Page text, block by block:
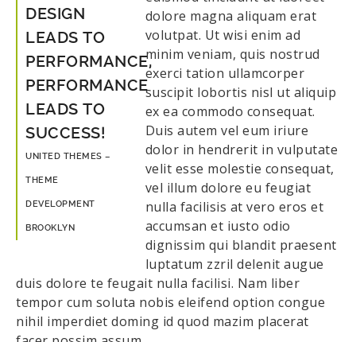
DESIGN
LEADS TO
PERFORMANCE,
PERFORMANCE
LEADS TO
SUCCESS!
UNITED THEMES –
THEME
DEVELOPMENT
BROOKLYN
dolore magna aliquam erat
volutpat. Ut wisi enim ad
minim veniam, quis nostrud
exerci tation ullamcorper
suscipit lobortis nisl ut aliquip
ex ea commodo consequat.
Duis autem vel eum iriure
dolor in hendrerit in vulputate
velit esse molestie consequat,
vel illum dolore eu feugiat
nulla facilisis at vero eros et
accumsan et iusto odio
dignissim qui blandit praesent
luptatum zzril delenit augue
duis dolore te feugait nulla facilisi. Nam liber
tempor cum soluta nobis eleifend option congue
nihil imperdiet doming id quod mazim placerat